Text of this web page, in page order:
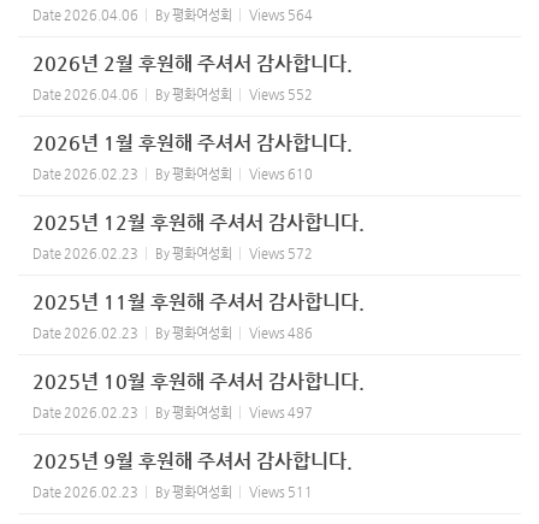
Date 2026.04.06 By평화여성회 Views 564
2026년 2월 후원해 주셔서 감사합니다.
Date 2026.04.06 By평화여성회 Views 552
2026년 1월 후원해 주셔서 감사합니다.
Date 2026.02.23 By평화여성회 Views 610
2025년 12월 후원해 주셔서 감사합니다.
Date 2026.02.23 By평화여성회 Views 572
2025년 11월 후원해 주셔서 감사합니다.
Date 2026.02.23 By평화여성회 Views 486
2025년 10월 후원해 주셔서 감사합니다.
Date 2026.02.23 By평화여성회 Views 497
2025년 9월 후원해 주셔서 감사합니다.
Date 2026.02.23 By평화여성회 Views 511